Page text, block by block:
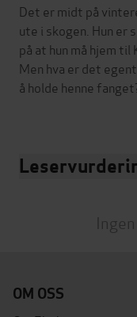
Det er midt på
ute i skogen. Hun er
på at hun må hjem til
Men hva er det
å holde henne
OM OSS